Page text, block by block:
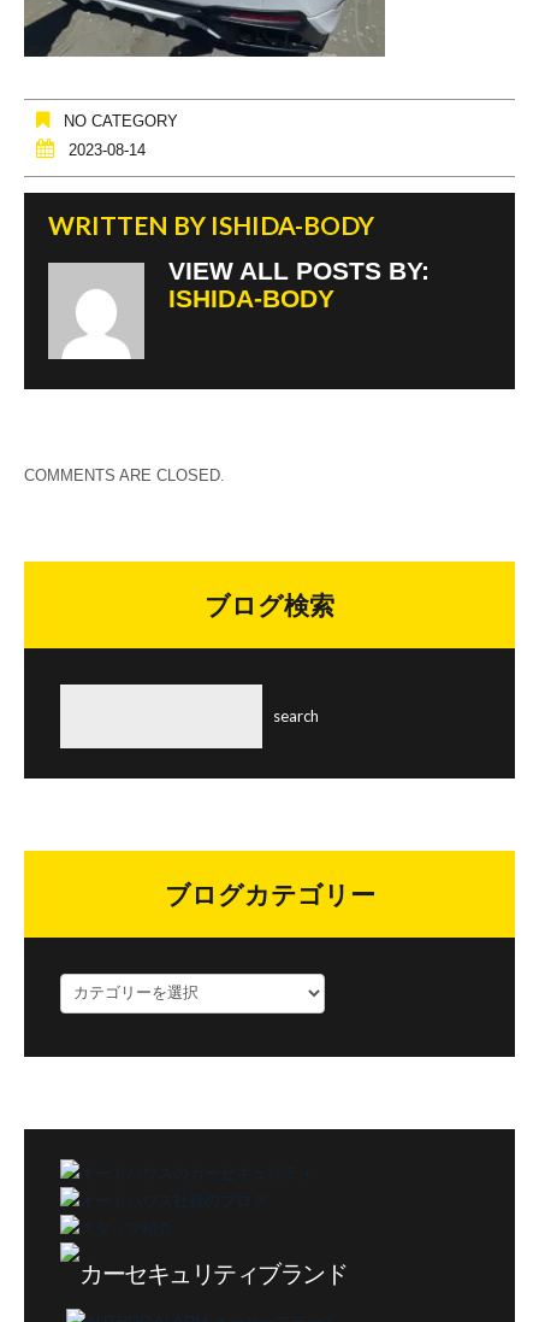
NO CATEGORY
2023-08-14
WRITTEN BY ISHIDA-BODY
VIEW ALL POSTS BY:
ISHIDA-BODY
COMMENTS ARE CLOSED.
ブログ検索
ブログカテゴリー
ロ
ー